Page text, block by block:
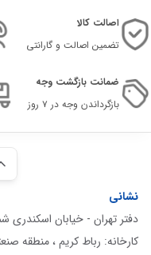
اصالت کالا
تضمین اصالت و گارانتی
ضمانت بازگشت وجه
بازگرداندن وجه در ۷ روز
نشانی
دفتر تهران - خیابان اسکندری
کارخانه: رباط کریم ، منطقه